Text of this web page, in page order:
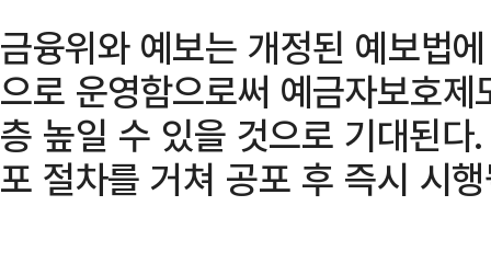
금융위와 예보는 개정된 예보법
으로 운영함으로써 예금자보호
층 높일 수 있을 것으로 기대된
포 절차를 거쳐 공포 후 즉시 시